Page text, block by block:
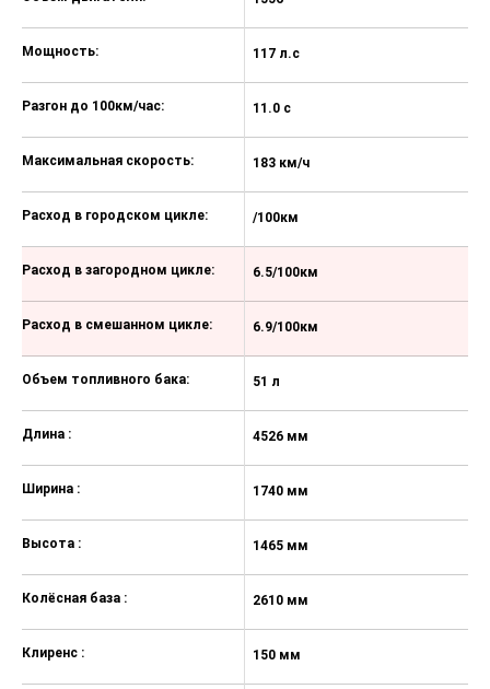
Пульт дистанционного управления
со складным ключом и функцией
поиска автомобиля
Регулировка рулевой колонки по
вылету и наклону
Стеклоподъёмники всех стёкол с
электроприводом
Кондиционер
Регулировка яркости панели
приборов
Передние/Задние лампы
освещения салона
Кнопки управления
стеклоподъёмниками с
Функция автоматического
Функция задержки выключения
Полноразмерное запасное колесо
MР3/USB - порт с функцией
зарядки
touch-screen дисплеем 6,5"
Мощность:
Разгон до 100км/час:
Максимальная скорость:
Расход в городском цикле:
Расход в загородном цикле:
Расход в смешанном цикле:
Объем топливного бака:
Длина :
Ширина :
Высота :
Колёсная база :
Клиренс :
117 л.с
11.0 с
183 км/ч
/100км
6.5/100км
6.9/100км
51 л
4526 мм
1740 мм
1465 мм
2610 мм
150 мм